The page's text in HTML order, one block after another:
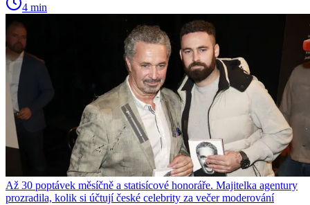
4 min
Až 30 poptávek měsíčně a statisícové honoráře. Majitelka agentury
prozradila, kolik si účtují české celebrity za večer moderování